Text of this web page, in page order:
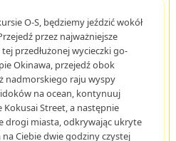
O-S, będziemy jeździć wokół
przez najważniejsze
przedłużonej wycieczki go-
Okinawa, przejedź obok
nadmorskiego raju wyspy
na ocean, kontynuuj
Kokusai Street, a następnie
drogi miasta, odkrywając ukryte
Ciebie dwie godziny czystej